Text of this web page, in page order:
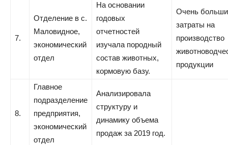
7.
Отделение в с.
Маловидное,
экономический
отдел
На основании
годовых
отчетностей
изучала породный
состав животных,
кормовую базу.
Очень
затраты на
производство
продукции
8.
Главное
подразделение
предприятия,
экономический
отдел
Анализировала
структуру и
динамику объема
продаж за 2019 год.